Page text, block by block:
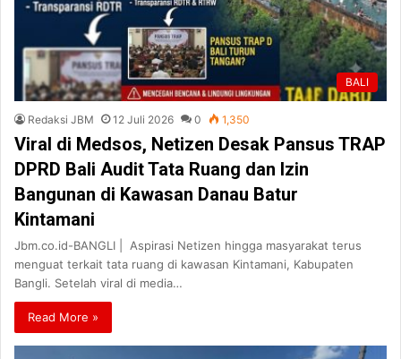
BALI
Redaksi JBM 12 Juli 2026 0 1,350
Viral di Medsos, Netizen Desak Pansus TRAP
DPRD Bali Audit Tata Ruang dan Izin
Bangunan di Kawasan Danau Batur
Kintamani
Jbm.co.id-BANGLI | Aspirasi Netizen hingga masyarakat terus
menguat terkait tata ruang di kawasan Kintamani, Kabupaten
Bangli. Setelah viral di media…
Read More »